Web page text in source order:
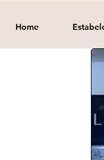
Home